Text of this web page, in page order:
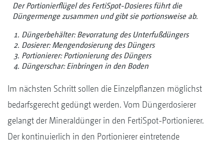
Der Portionierflügel des FertiSpot-Dosieres führt die
Düngermenge zusammen und gibt sie portionsweise ab.
Düngerbehälter: Bevorratung des Unterfußdüngers
Dosierer: Mengendosierung des Düngers
Portionierer: Portionierung des Düngers
Düngerschar: Einbringen in den Boden
Im nächsten Schritt sollen die Einzelpflanzen möglichst
bedarfsgerecht gedüngt werden. Vom Düngerdosierer
gelangt der Mineraldünger in den FertiSpot-Portionierer.
Der kontinuierlich in den Portionierer eintretende